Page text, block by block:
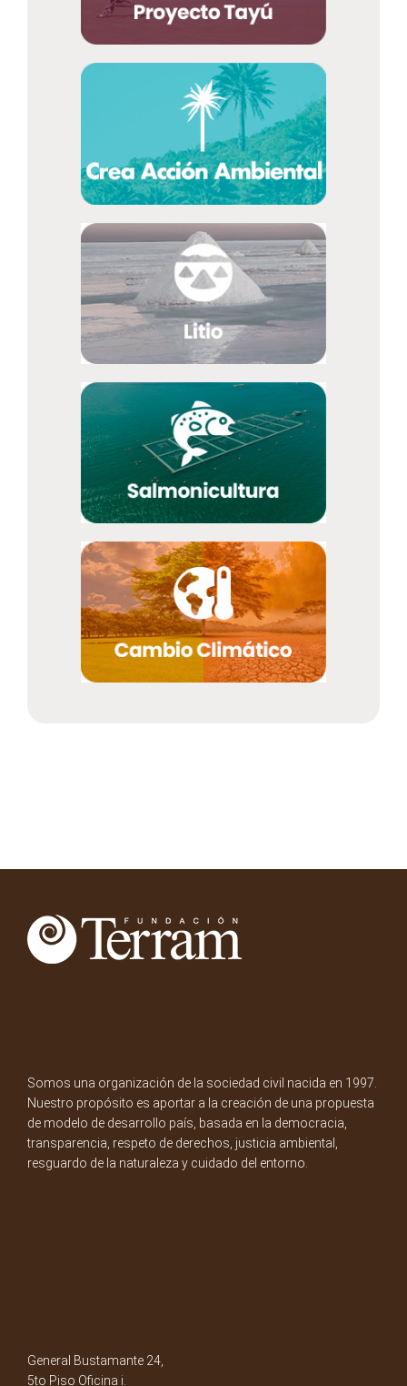
Somos una organización de la sociedad civil nacida en 1997.
Nuestro propósito es aportar a la creación de una propuesta
de modelo de desarrollo país, basada en la democracia,
transparencia, respeto de derechos, justicia ambiental,
resguardo de la naturaleza y cuidado del entorno.
General Bustamante 24,
5to Piso Oficina i.